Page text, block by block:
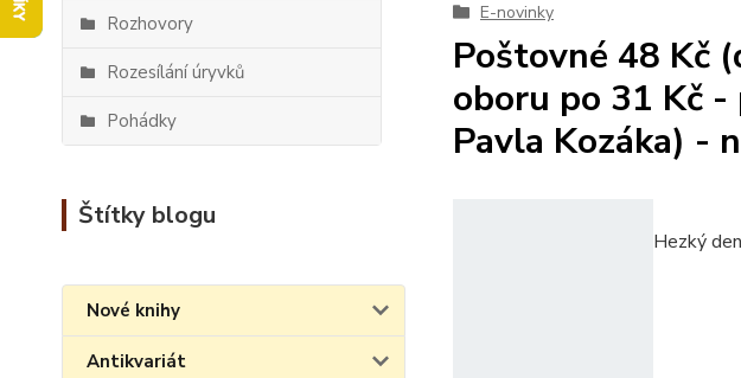
Rozhovory
Rozesílání úryvků
Pohádky
Štítky blogu
Nové knihy
Antikvariát
E-novinky
Poštovné 48 Kč
oboru po 31 Kč
Pavla Kozáka) -
Hezký